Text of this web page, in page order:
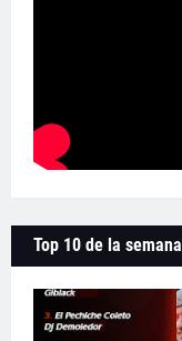
Top 10 de la semana